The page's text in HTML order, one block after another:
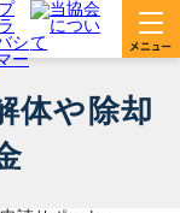
体や除却